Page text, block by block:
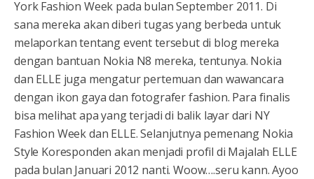
York Fashion Week pada bulan September 2011. Di
sana mereka akan diberi tugas yang berbeda untuk
melaporkan tentang event tersebut di blog mereka
dengan bantuan Nokia N8 mereka, tentunya. Nokia
dan ELLE juga mengatur pertemuan dan wawancara
dengan ikon gaya dan fotografer fashion. Para finalis
bisa melihat apa yang terjadi di balik layar dari NY
Fashion Week dan ELLE. Selanjutnya pemenang Nokia
Style Koresponden akan menjadi profil di Majalah ELLE
pada bulan Januari 2012 nanti. Woow….seru kann. Ayoo